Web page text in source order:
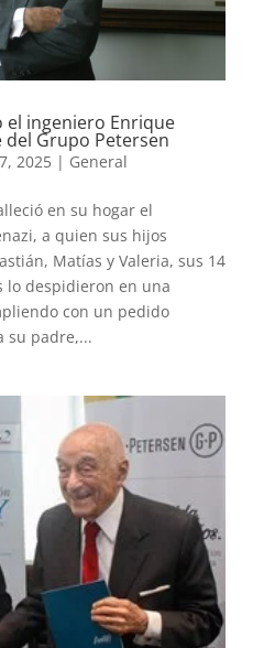
el ingeniero Enrique
del Grupo Petersen
2025| General
en su hogar el
a quien sus hijos
Matías y Valeria, sus 14
lo despidieron en una
con un pedido
su padre,...